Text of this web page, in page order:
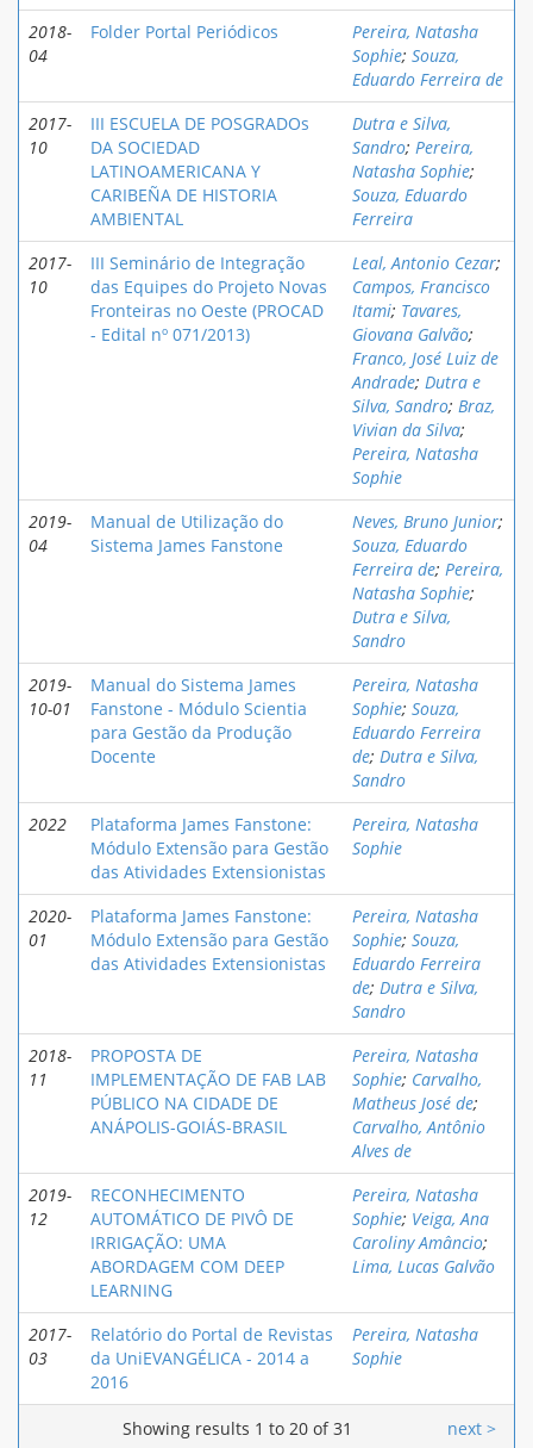
2018-
04
Folder Portal Periódicos
Pereira, Natasha
Sophie; Souza,
Eduardo Ferreira de
2017-
10
III ESCUELA DE POSGRADOs
DA SOCIEDAD
LATINOAMERICANA Y
CARIBEÑA DE HISTORIA
AMBIENTAL
Dutra e Silva,
Sandro; Pereira,
Natasha Sophie;
Souza, Eduardo
Ferreira
2017-
10
III Seminário de Integração
das Equipes do Projeto Novas
Fronteiras no Oeste (PROCAD
- Edital nº 071/2013)
Leal, Antonio Cezar;
Campos, Francisco
Itami; Tavares,
Giovana Galvão;
Franco, José Luiz de
Andrade; Dutra e
Silva, Sandro; Braz,
Vivian da Silva;
Pereira, Natasha
Sophie
2019-
04
Manual de Utilização do
Sistema James Fanstone
Neves, Bruno Junior;
Souza, Eduardo
Ferreira de; Pereira,
Natasha Sophie;
Dutra e Silva,
Sandro
2019-
10-01
Manual do Sistema James
Fanstone - Módulo Scientia
para Gestão da Produção
Docente
Pereira, Natasha
Sophie; Souza,
Eduardo Ferreira
de; Dutra e Silva,
Sandro
2022
Plataforma James Fanstone:
Módulo Extensão para Gestão
das Atividades Extensionistas
Pereira, Natasha
Sophie
2020-
01
Plataforma James Fanstone:
Módulo Extensão para Gestão
das Atividades Extensionistas
Pereira, Natasha
Sophie; Souza,
Eduardo Ferreira
de; Dutra e Silva,
Sandro
2018-
11
PROPOSTA DE
IMPLEMENTAÇÃO DE FAB LAB
PÚBLICO NA CIDADE DE
ANÁPOLIS-GOIÁS-BRASIL
Pereira, Natasha
Sophie; Carvalho,
Matheus José de;
Carvalho, Antônio
Alves de
2019-
12
RECONHECIMENTO
AUTOMÁTICO DE PIVÔ DE
IRRIGAÇÃO: UMA
ABORDAGEM COM DEEP
LEARNING
Pereira, Natasha
Sophie; Veiga, Ana
Caroliny Amâncio;
Lima, Lucas Galvão
2017-
03
Relatório do Portal de Revistas
da UniEVANGÉLICA - 2014 a
2016
Pereira, Natasha
Sophie
Showing results 1 to 20 of 31 next >